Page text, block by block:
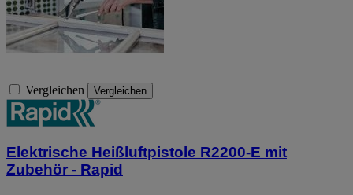
Vergleichen Vergleichen
Elektrische Heißluftpistole R2200-E mit
Zubehör - Rapid